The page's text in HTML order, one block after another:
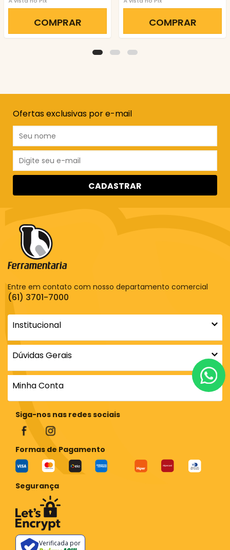
COMPRAR COMPRAR
Ofertas exclusivas por e-mail
CADASTRAR
Entre em contato com nosso departamento comercial
(61) 3701-7000
Institucional
Dúvidas Gerais
Minha Conta
Siga-nos nas redes sociais
Formas de Pagamento
Segurança
Verificada por